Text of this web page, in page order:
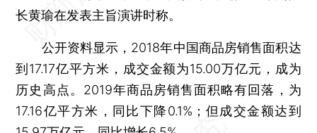
长黄瑜在发表主旨演讲时称。
公开资料显示，2018年中国商品房销售面积达
到17.17亿平方米，成交金额为15.00万亿元，成为
历史高点。2019年商品房销售面积略有回落，为
17.16亿平方米，同比下降0.1%；但成交金额达到